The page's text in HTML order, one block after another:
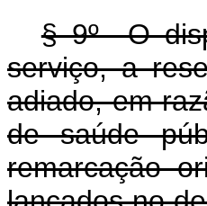
§ 9º O
serviço, a
adiado, em
de saúde
remarcação